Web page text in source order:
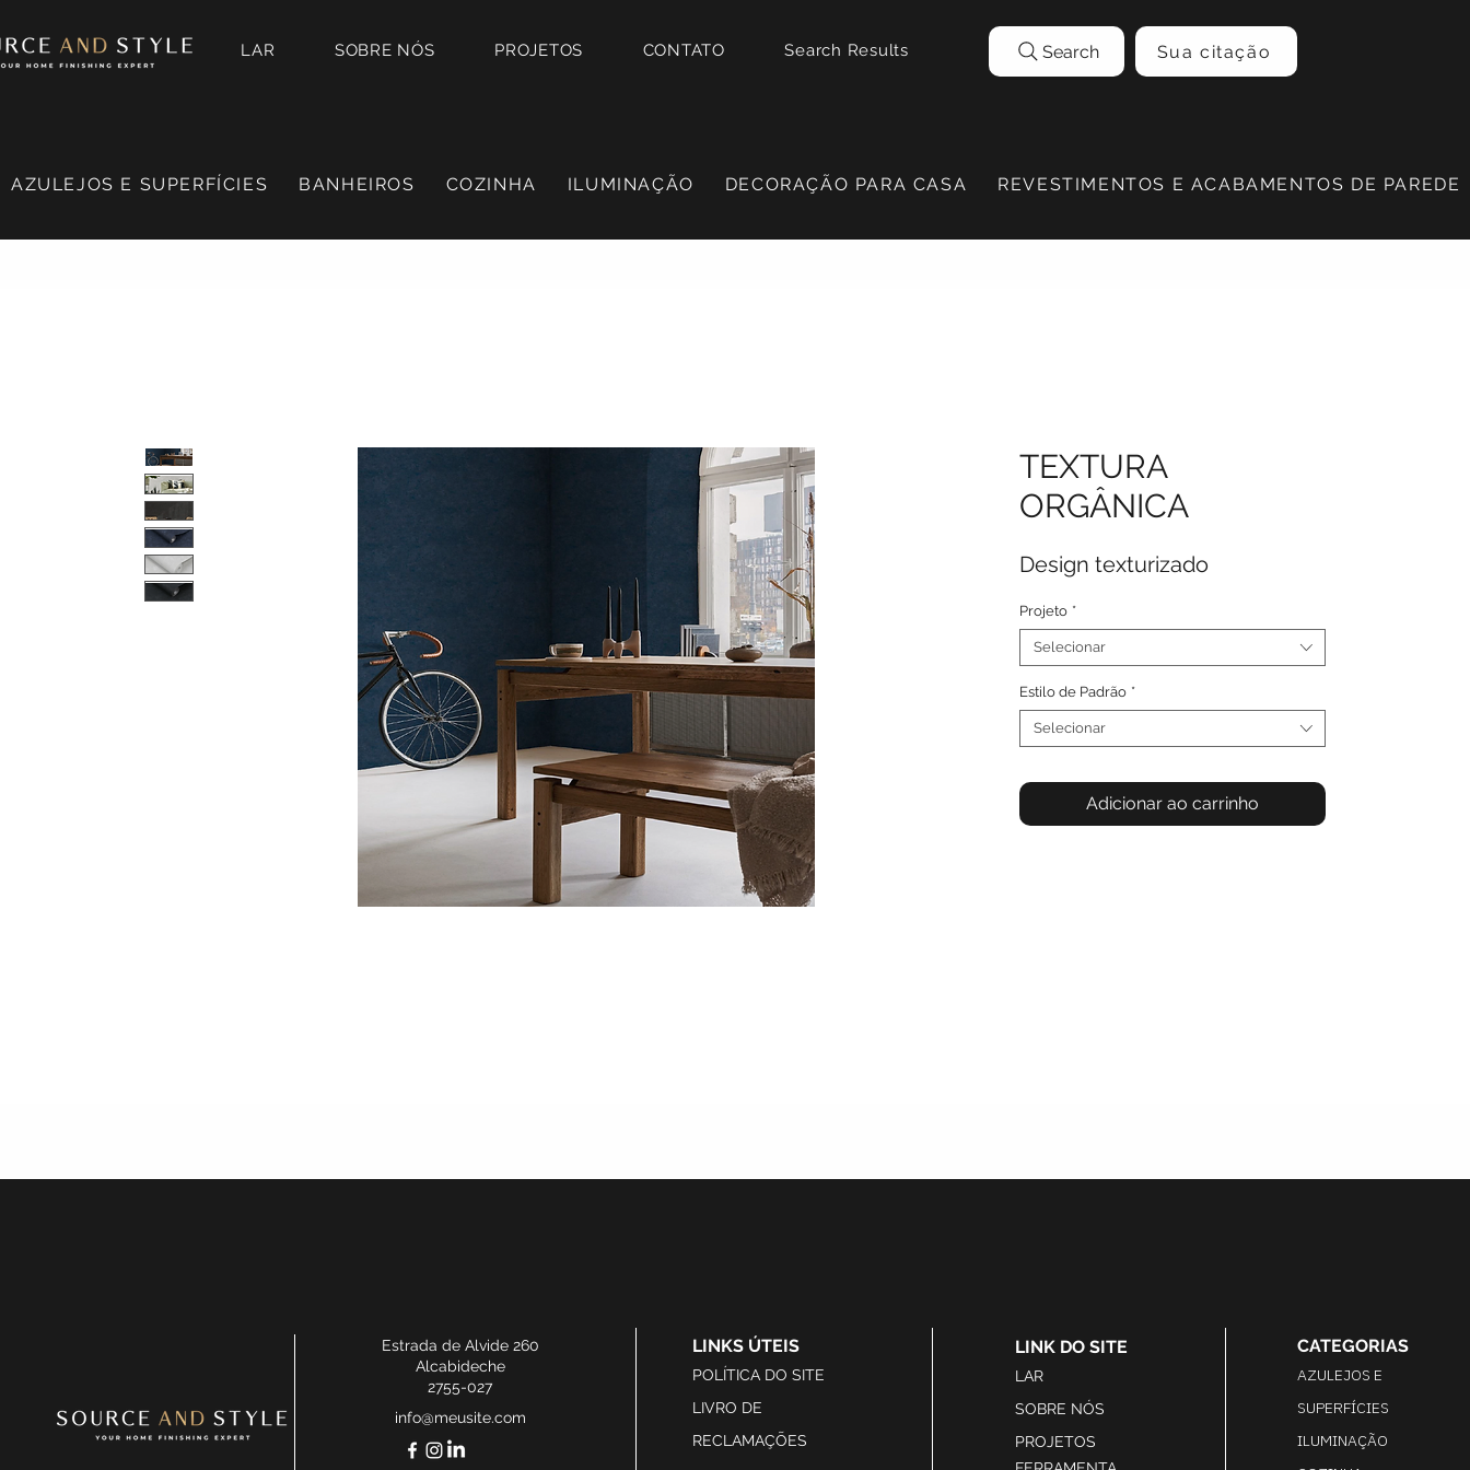
LAR SOBRE NÓS PROJETOS CONTATO Search Results Search Sua citação
AZULEJOS E SUPERFÍCIES BANHEIROS COZINHA ILUMINAÇÃO DECORAÇÃO PARA CASA REVESTIMENTOS E ACABAMENTOS DE PAREDE
TEXTURA
ORGÂNICA
Design texturizado
Projeto *
Selecionar
Estilo de Padrão *
Selecionar
Adicionar ao carrinho
Estrada de Alvide 260
Alcabideche
2755-027
info@meusite.com
LINKS ÚTEIS
POLÍTICA DO SITE
LIVRO DE
RECLAMAÇÕES
LINK DO SITE
LAR
SOBRE NÓS
PROJETOS
CATEGORIAS
AZULEJOS E
SUPERFÍCIES
ILUMINAÇÃO